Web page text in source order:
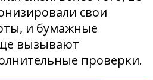
свои
и бумажные
вызывают
проверки.